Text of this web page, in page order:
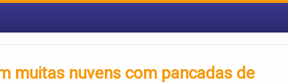
muitas nuvens com pancadas de